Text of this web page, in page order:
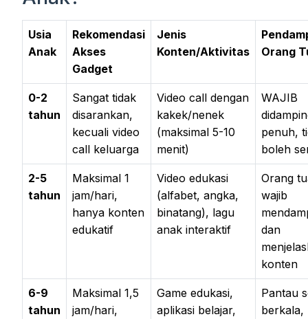
Usia
Anak
Rekomendasi
Akses
Gadget
Jenis
Konten/Aktivitas
Orang
0-2
tahun
Sangat tidak
disarankan,
kecuali video
call keluarga
Video call dengan
kakek/nenek
(maksimal 5-10
menit)
WAJIB
penuh,
boleh
2-5
tahun
Maksimal 1
jam/hari,
hanya konten
edukatif
Video edukasi
(alfabet, angka,
binatang), lagu
anak interaktif
Orang
wajib
dan
konten
6-9
tahun
Maksimal 1,5
jam/hari,
Game edukasi,
aplikasi belajar,
Pantau
berkala,